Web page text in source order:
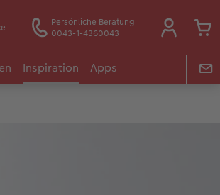
Persönliche Beratung
0043-1-4360043
Inspiration Apps